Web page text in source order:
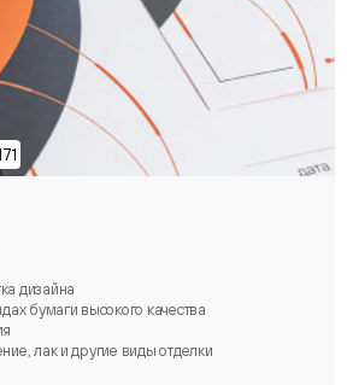
дизайна
бумаги высокого качества
лак и другие виды отделки